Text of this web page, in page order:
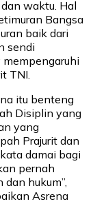
waktu. Hal
Bangsa
baik dari
sendi
TNI.
itu benteng
Disiplin yang
yang
Prajurit dan
damai bagi
pernah
hukum”,
Asrena